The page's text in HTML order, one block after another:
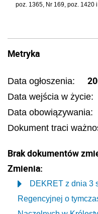
poz. 1365, Nr 169, poz. 1420
Metryka
Data ogłoszenia:
Data wejścia w życie:
Data obowiązywania:
Dokument traci
Brak dokumentów
Zmienia:
DEKRET z dnia 3
Regencyjnej o